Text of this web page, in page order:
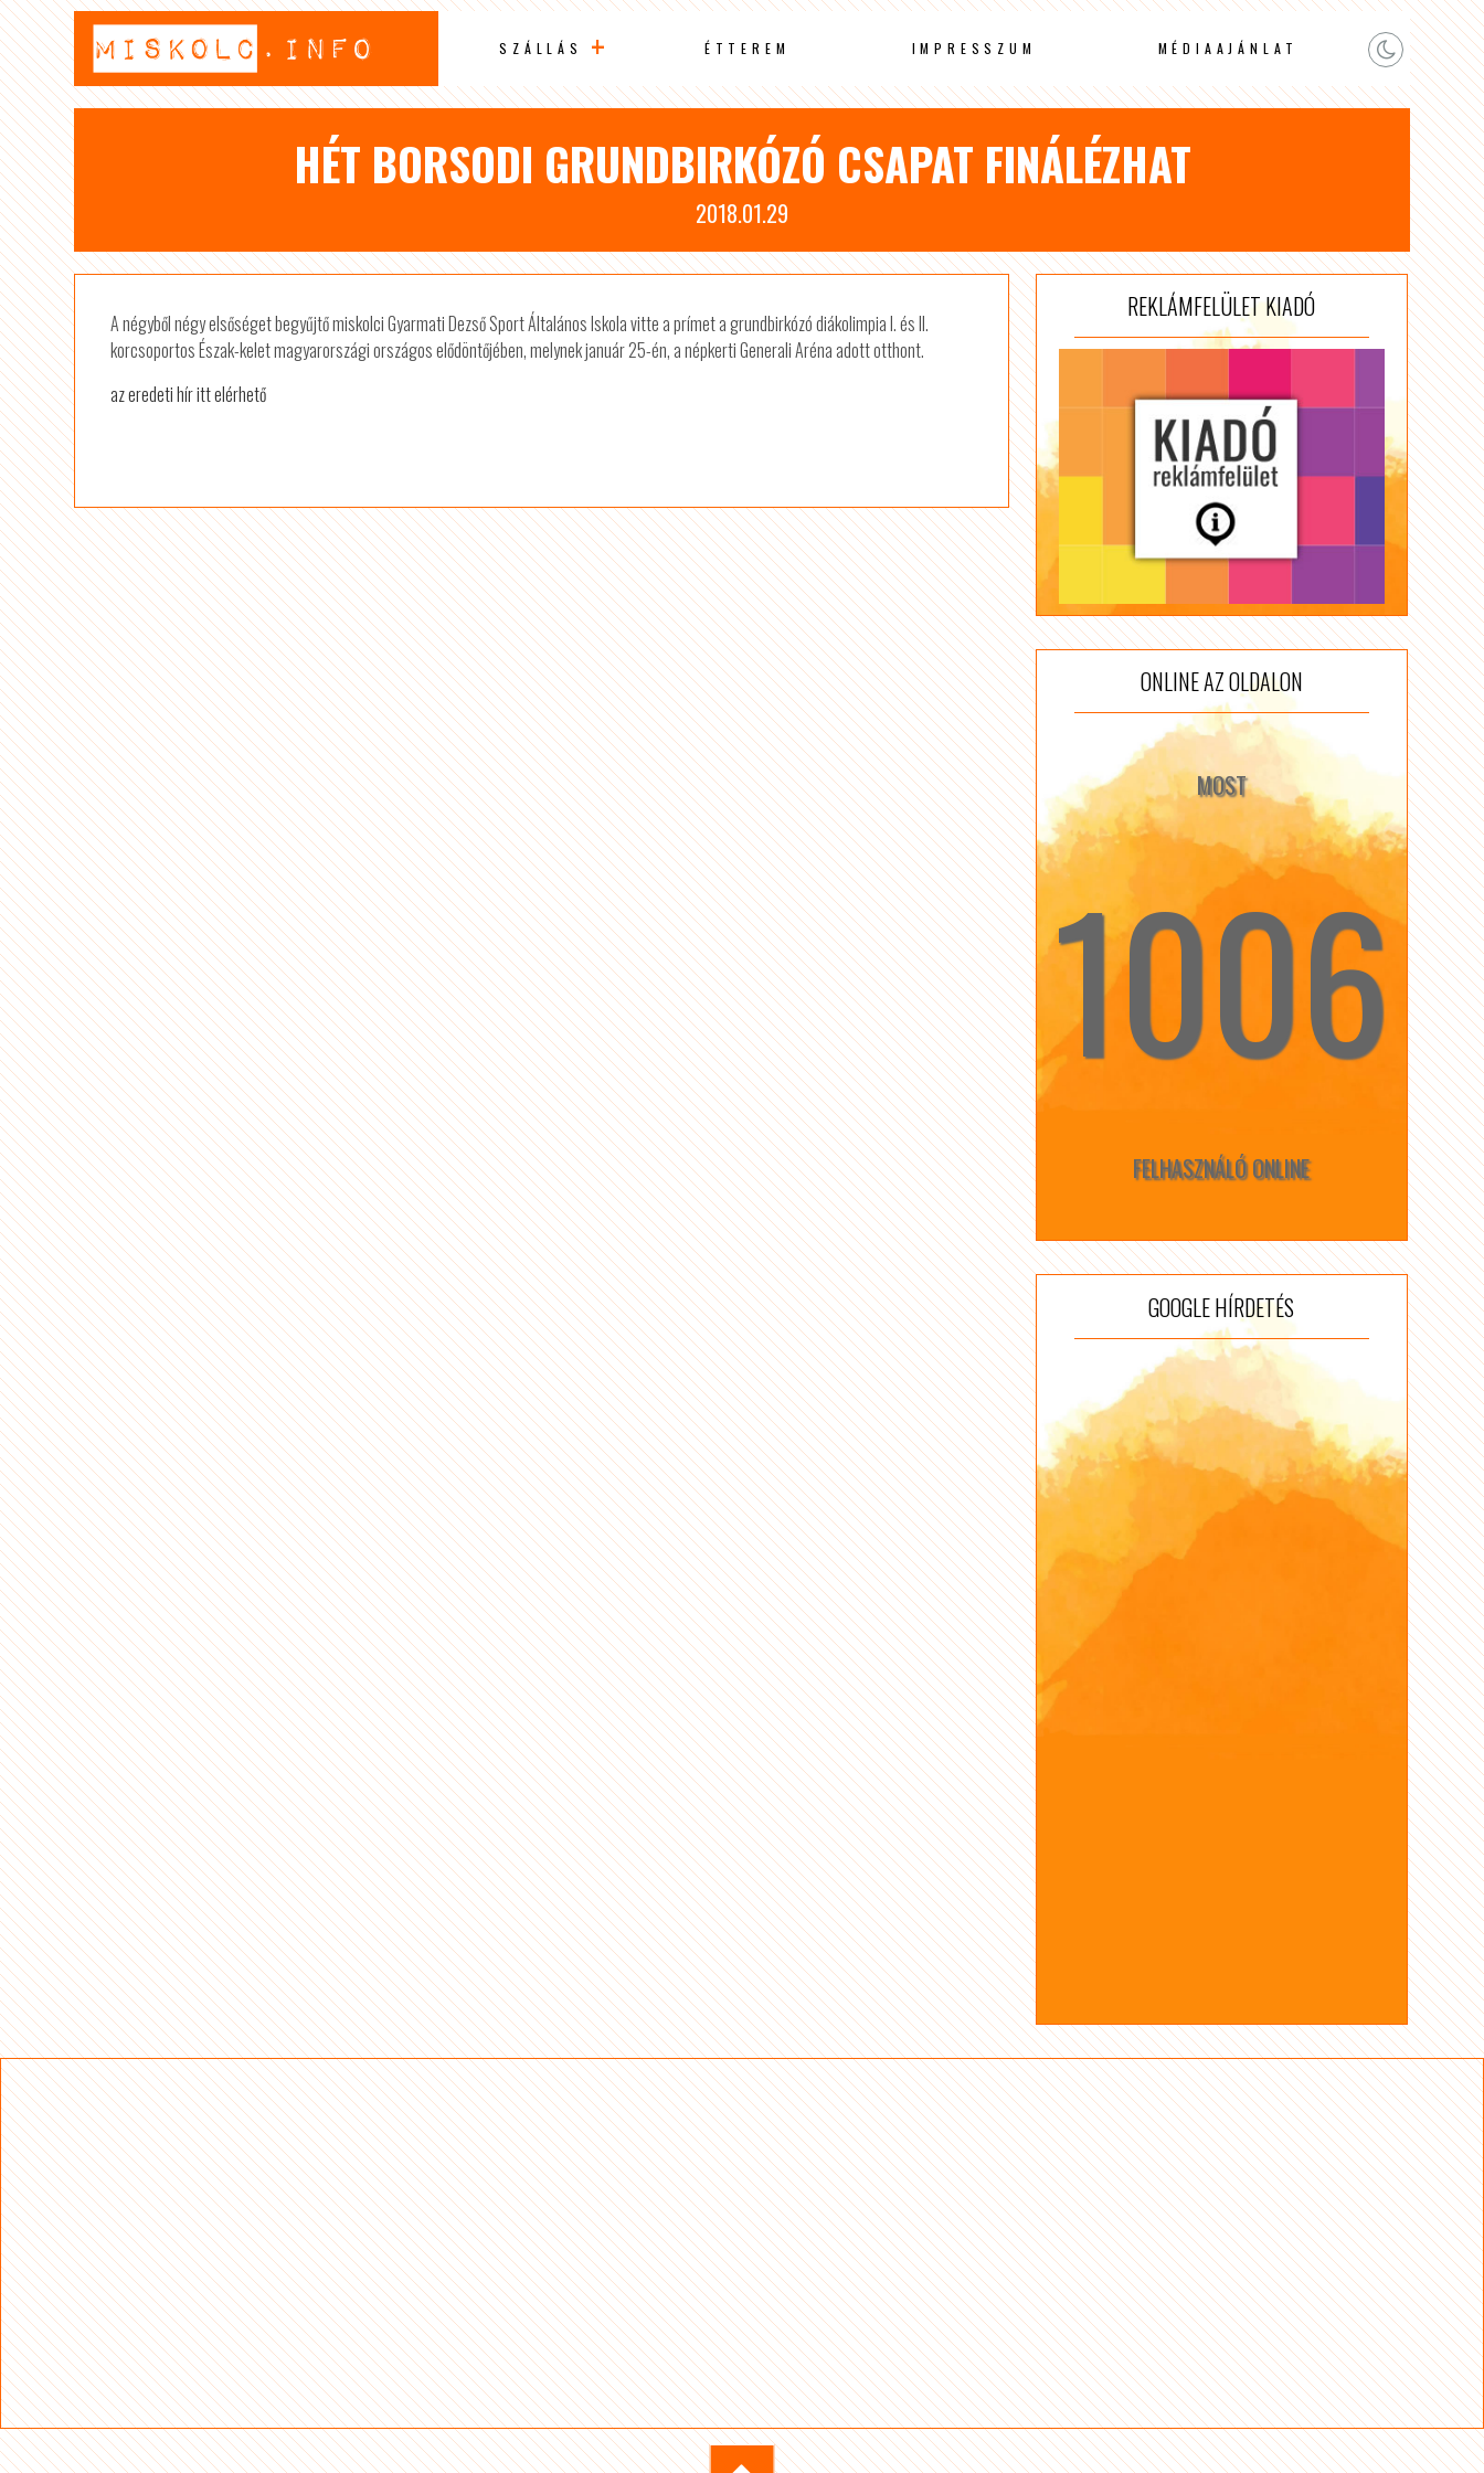
SZÁLLÁS ÉTTEREM IMPRESSZUM MÉDIAAJÁNLAT
HÉT BORSODI GRUNDBIRKÓZÓ CSAPAT FINÁLÉZHAT
2018.01.29
A négyből négy elsőséget begyűjtő miskolci Gyarmati Dezső Sport Általános Iskola vitte a prímet a grundbirkózó diákolimpia I. és II.
korcsoportos Észak-kelet magyarországi országos elődöntőjében, melynek január 25-én, a népkerti Generali Aréna adott otthont.
az eredeti hír itt elérhető
REKLÁMFELÜLET KIADÓ
ONLINE AZ OLDALON
MOST
☆ 1006 ☆
FELHASZNÁLÓ ONLINE
GOOGLE HÍRDETÉS